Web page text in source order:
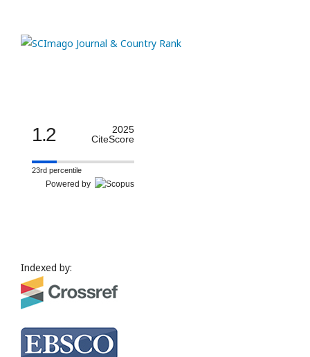
1.2
2025
CiteScore
23rd percentile
Powered by
Indexed by: